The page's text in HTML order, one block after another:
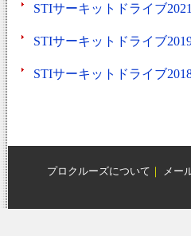
STIサーキットドライブ
STIサーキットドライブ
STIサーキットドライブ
プロクルーズについて ｜ メー